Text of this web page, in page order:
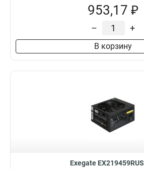
953,17 ₽
– +
В корзину
Exegate